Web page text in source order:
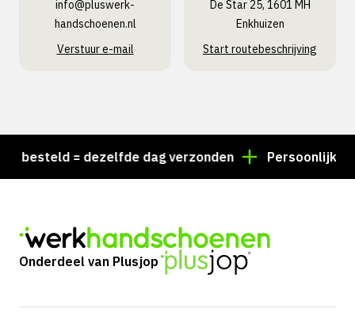
info@pluswerk­
handschoenen.nl
Verstuur e-mail
De Star 25, 1601 MH
Enkhuizen
Start routebeschrijving
= dezelfde dag verzonden Persoonlijk
Onderdeel van Plusjop